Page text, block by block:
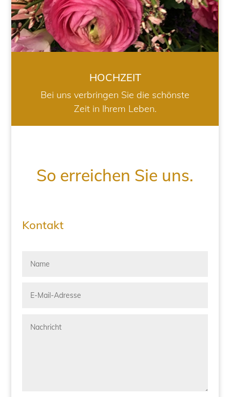
HOCHZEIT
Bei uns verbringen Sie die schönste
Zeit in Ihrem Leben.
So erreichen Sie uns.
Kontakt